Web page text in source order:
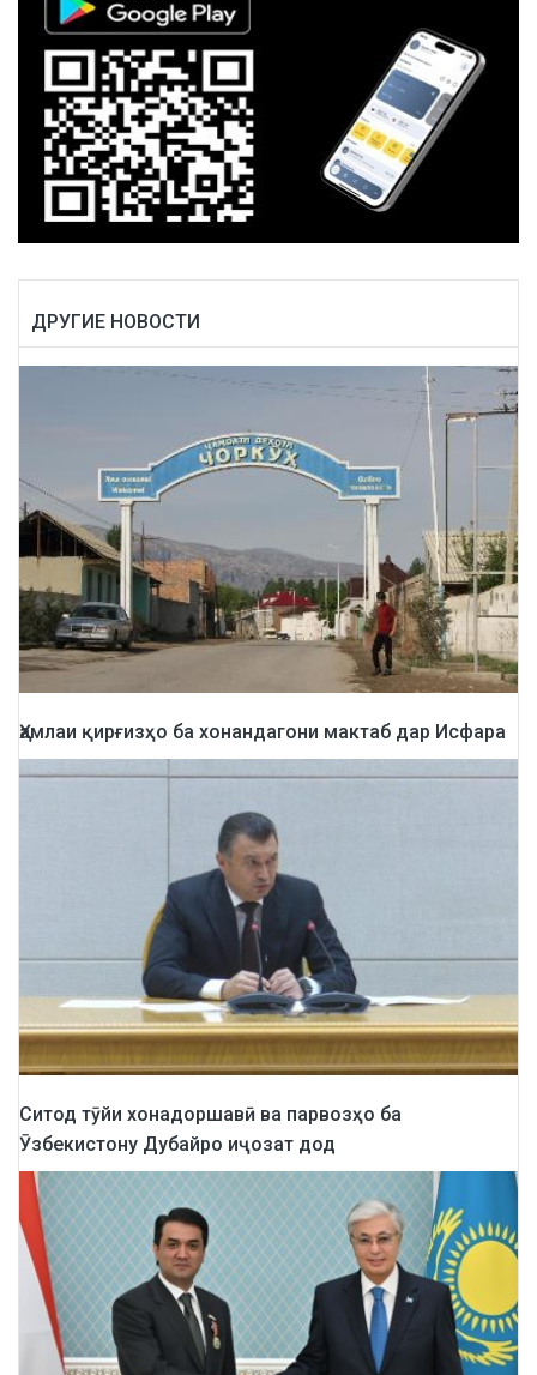
ДРУГИЕ НОВОСТИ
Ҳамлаи қирғизҳо ба хонандагони мактаб дар Исфара
Ситод тӯйи хонадоршавӣ ва парвозҳо ба
Ӯзбекистону Дубайро иҷозат дод